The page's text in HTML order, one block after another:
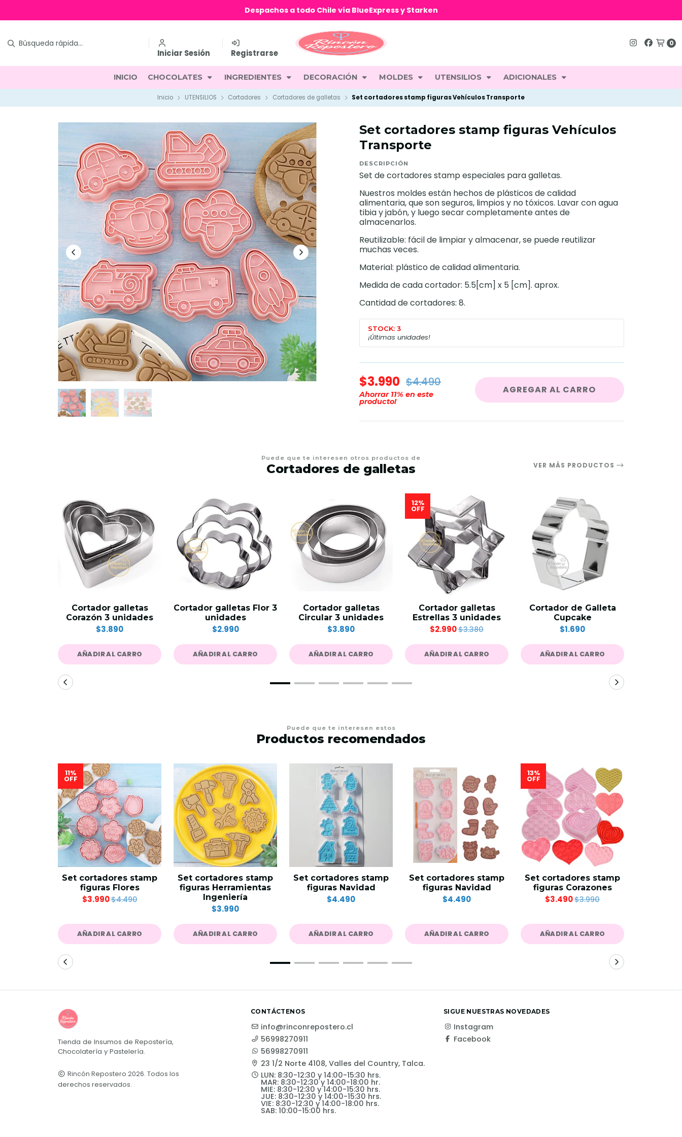
Iniciar Sesión Registrarse
0
INICIO CHOCOLATES INGREDIENTES DECORACIÓN MOLDES UTENSILIOS ADICIONALES
Despachos a todo Chile vía BlueExpress y Starken
Inicio UTENSILIOS Cortadores Cortadores de galletas Set cortadores stamp figuras Vehículos Transporte
Set cortadores stamp figuras Vehículos
Transporte
DESCRIPCIÓN
Set de cortadores stamp especiales para galletas.
Nuestros moldes están hechos de plásticos de calidad
alimentaria, que son seguros, limpios y no tóxicos. Lavar con agua
tibia y jabón, y luego secar completamente antes de
almacenarlos.
Reutilizable: fácil de limpiar y almacenar, se puede reutilizar
muchas veces.
Material: plástico de calidad alimentaria.
Medida de cada cortador: 5.5[cm] x 5 [cm]. aprox.
Cantidad de cortadores: 8.
STOCK: 3
¡Últimas unidades!
$3.990 $4.490
Ahorrar 11% en este
producto!
AGREGAR AL CARRO
Puede que te interesen otros productos de
Cortadores de galletas VER MÁS PRODUCTOS
Cortador galletas
Corazón 3 unidades
$3.890
AÑADIR AL CARRO
Cortador galletas Flor 3
unidades
$2.990
AÑADIR AL CARRO
Cortador galletas
Circular 3 unidades
$3.890
AÑADIR AL CARRO
12%
OFF
Cortador galletas
Estrellas 3 unidades
$2.990$3.380
AÑADIR AL CARRO
Cortador de Galleta
Cupcake
$1.690
AÑADIR AL CARRO
Puede que te interesen estos
Productos recomendados
11%
OFF
Set cortadores stamp
figuras Flores
$3.990$4.490
AÑADIR AL CARRO
Set cortadores stamp
figuras Herramientas
Ingeniería
$3.990
AÑADIR AL CARRO
Set cortadores stamp
figuras Navidad
$4.490
AÑADIR AL CARRO
Set cortadores stamp
figuras Navidad
$4.490
AÑADIR AL CARRO
13%
OFF
Set cortadores stamp
figuras Corazones
$3.490$3.990
AÑADIR AL CARRO
Tienda de Insumos de Repostería,
Chocolatería y Pastelería.
Rincón Repostero 2026. Todos los
derechos reservados.
CONTÁCTENOS
info@rinconrepostero.cl
56998270911
56998270911
23 1/2 Norte 4108, Valles del Country, Talca.
LUN: 8:30-12:30 y 14:00-15:30 hrs.
MAR: 8:30-12:30 y 14:00-18:00 hr.
MIE: 8:30-12:30 y 14:00-15:30 hrs.
JUE: 8:30-12:30 y 14:00-15:30 hrs.
VIE: 8:30-12:30 y 14:00-18:00 hrs.
SAB: 10:00-15:00 hrs.
SIGUE NUESTRAS NOVEDADES
Instagram
Facebook